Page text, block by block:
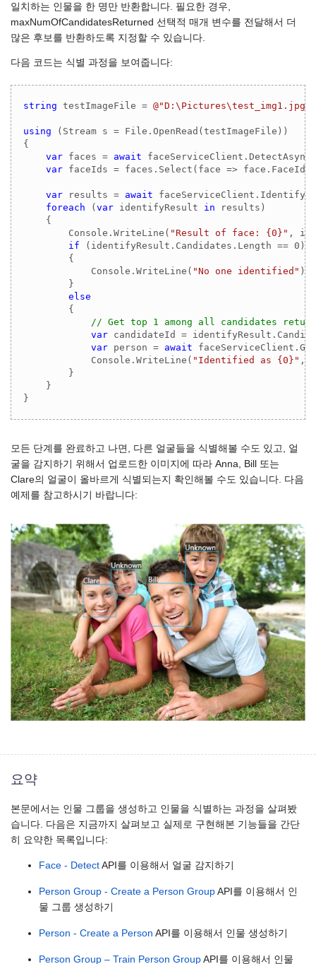
일치하는 인물을 한 명만 반환합니다. 필요한 경우,
maxNumOfCandidatesReturned 선택적 매개 변수를 전달해서 더
많은 후보를 반환하도록 지정할 수 있습니다.
다음 코드는 식별 과정을 보여줍니다:
string testImageFile = @"D:\Pictures\test_img1.jpg"
using (Stream s = File.OpenRead(testImageFile))
{
var faces = await
var faceIds = faces.Select(face =>
var results = await
foreach ( var identifyResult in results)
    {
        Console.WriteLine(
"Result of face: {0}" ,
if (identifyResult.Candidates.Length == 0 )
        {
            Console.WriteLine(
"No one identified" );
        }
else
        {
// Get top 1 among all candidates
var candidateId =
var person = await
            Console.WriteLine(
"Identified as {0}" ,
        }
    }
}
모든 단계를 완료하고 나면, 다른 얼굴들을 식별해볼 수도 있고, 얼
굴을 감지하기 위해서 업로드한 이미지에 따라 Anna, Bill 또는
Clare의 얼굴이 올바르게 식별되는지 확인해볼 수도 있습니다. 다음
예제를 참고하시기 바랍니다:
요약
본문에서는 인물 그룹을 생성하고 인물을 식별하는 과정을 살펴봤
습니다. 다음은 지금까지 살펴보고 실제로 구현해본 기능들을 간단
히 요약한 목록입니다:
Face - Detect API를 이용해서 얼굴 감지하기
Person Group - Create a Person Group API를 이용해서 인
물 그룹 생성하기
Person - Create a Person API를 이용해서 인물 생성하기
Person Group – Train Person Group API를 이용해서 인물